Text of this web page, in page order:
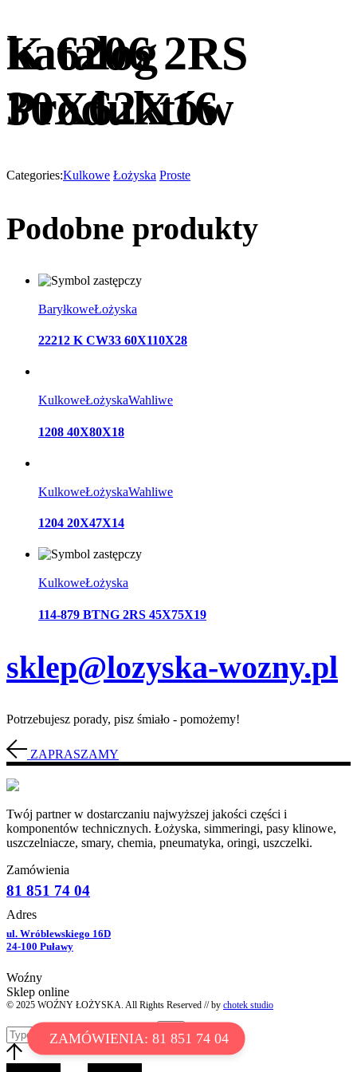
ZAMÓWIENIA: 81 851 74 04
katalog
Produktów
K 6206 2RS
30X62X16
Categories:Kulkowe Łożyska Proste
Podobne produkty
BaryłkoweŁożyska
22212 K CW33 60X110X28
KulkoweŁożyskaWahliwe
1208 40X80X18
KulkoweŁożyskaWahliwe
1204 20X47X14
KulkoweŁożyska
114-879 BTNG 2RS 45X75X19
sklep@lozyska-wozny.pl
Potrzebujesz porady, pisz śmiało - pomożemy!
ZAPRASZAMY
Twój partner w dostarczaniu najwyższej jakości części i
komponentów technicznych. Łożyska, simmeringi, pasy klinowe,
uszczelniacze, smary, chemia, pneumatyka, oringi, uszczelki.
Zamówienia
81 851 74 04
Adres
ul. Wróblewskiego 16D
24-100 Puławy
Woźny
Sklep online
© 2025 WOŹNY ŁOŻYSKA. All Rights Reserved // by chotek studio